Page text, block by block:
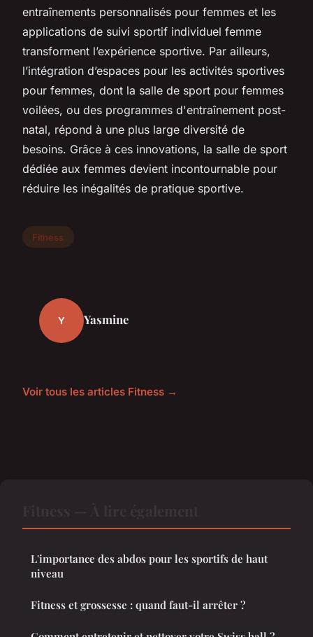
entraînements personnalisés pour femmes et les
applications de suivi sportif individuel femme
transforment l’expérience sportive. Par ailleurs,
l’intégration d’espaces pour les activités sportives
pour femmes, dont la salle de sport pour femmes
voilées, ou des programmes d'entraînement post-
natal, répond à une plus large diversité de
besoins. Grâce à ces innovations, la salle de sport
dédiée aux femmes devient incontournable pour
réduire les inégalités de pratique sportive.
Fitness
Y Yasmine
Voir tous les articles Fitness →
L'importance des abdos pour les sportifs de haut
niveau
Fitness et grossesse : quand faut-il arrêter ?